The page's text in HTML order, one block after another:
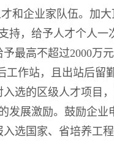
和企业家队伍。加
持，给予人才个人
最高不超过2000万
工作站，且出站后留
选的区级人才项目
发展激励。鼓励企
选国家、省培养工